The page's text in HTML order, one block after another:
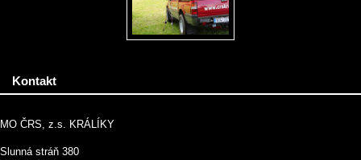
Kontakt
MO ČRS, z.s. KRÁLÍKY
Slunná stráň 380